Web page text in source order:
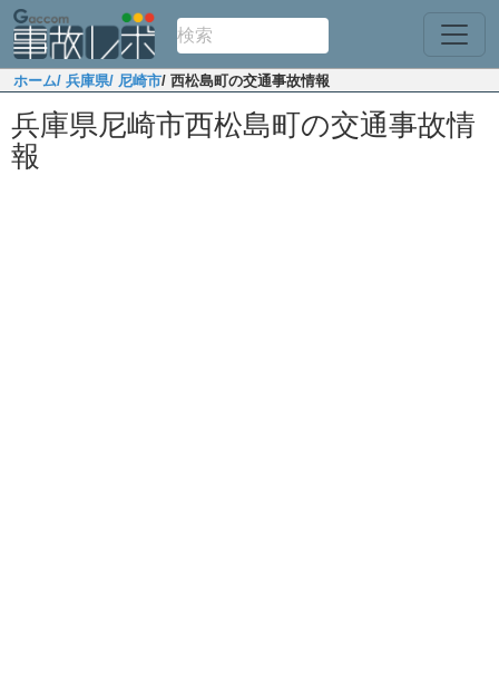
ホーム/ 兵庫県/ 尼崎市/ 西松島町の交通事故情報
兵庫県尼崎市西松島町の交通事故情
報